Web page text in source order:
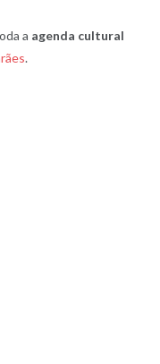
a agenda cultural
.